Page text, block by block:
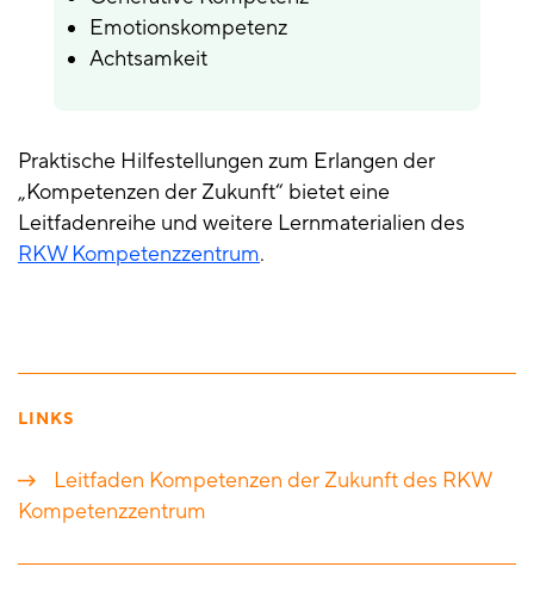
Emotionskompetenz
Achtsamkeit
Praktische Hilfestellungen zum Erlangen der
„Kompetenzen der Zukunft“ bietet eine
Leitfadenreihe und weitere Lernmaterialien des
RKW Kompetenzzentrum.
LINKS
Leitfaden Kompetenzen der Zukunft des RKW
Kompetenzzentrum